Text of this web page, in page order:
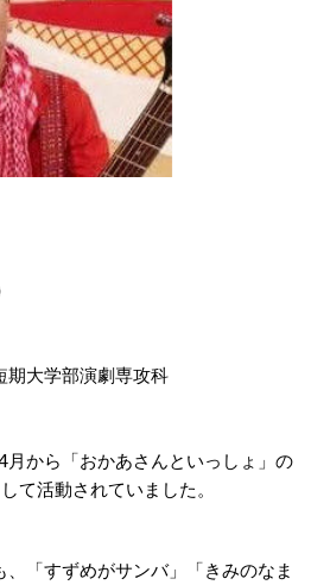
期大学部演劇専攻科
月から「おかあさんといっしょ」の
て活動されていました。
「すずめがサンバ」「きみのなま